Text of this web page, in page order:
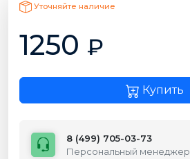
Уточняйте наличие
1250 ₽
Купить
8 (499) 705-03-73
Персональный менеджер